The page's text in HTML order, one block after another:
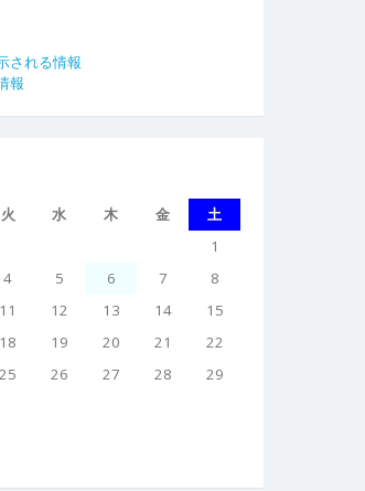
される情報
報
火 水 木 金
土
1
4 5 6 7
8
11 12 13 14
15
18 19 20 21
22
25 26 27 28
29